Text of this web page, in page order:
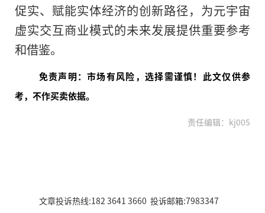
促实、赋能实体经济的创新路径，为元宇宙
虚实交互商业模式的未来发展提供重要参考
和借鉴。
免责声明：市场有风险，选择需谨慎！此文仅供参
考，不作买卖依据。
责任编辑：kj005
文章投诉热线:182 3641 3660 投诉邮箱:7983347